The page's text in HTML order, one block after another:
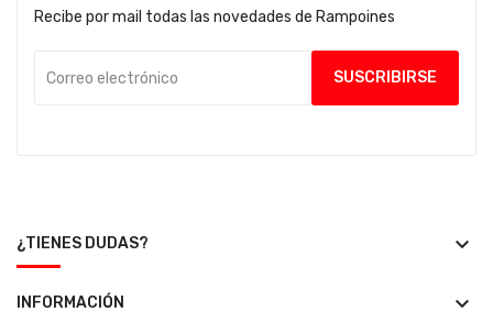
Recibe por mail todas las novedades de Rampoines
¿TIENES DUDAS? keyboard_arrow_down
INFORMACIÓN keyboard_arrow_down